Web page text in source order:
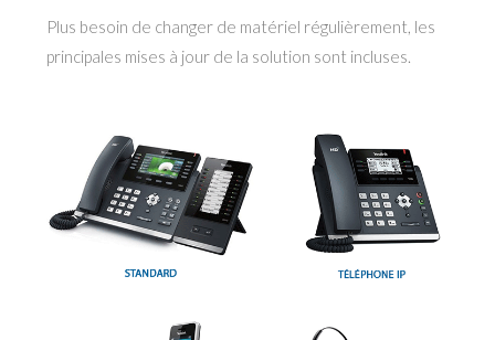
Plus besoin de changer de matériel régulièrement, les
principales mises à jour de la solution sont incluses.